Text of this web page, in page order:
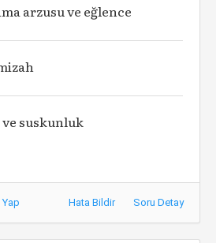
arzusu ve eğlence
ve suskunluk
Hata Bildir Soru Detay